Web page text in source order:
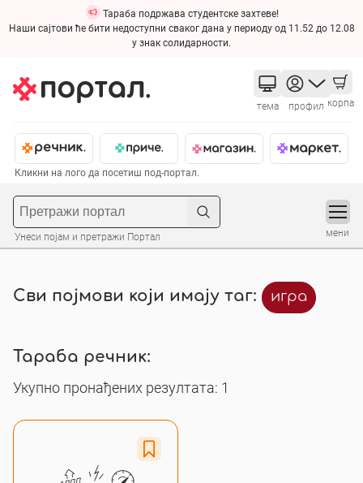
Тараба подржава студентске захтеве!
Наши сајтови ће бити недоступни сваког дана у периоду од 11.52 до 12.08
у знак солидарности.
тема профил корпа
Кликни на лого да посетиш под-портал.
Унеси појам и претражи Портал мени
Сви појмови који имају таг: игра
Тараба речник:
Укупно пронађених резултата: 1